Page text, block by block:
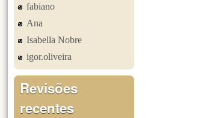
fabiano
Ana
Isabella Nobre
igor.oliveira
Revisões
recentes